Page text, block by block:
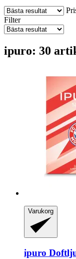
Filter
ipuro: 30
Varukorg
ipuro